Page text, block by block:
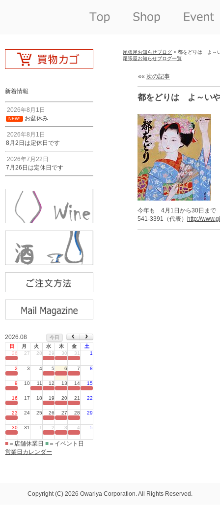
新着情報
2026年8月1日
NEW! お盆休み
2026年8月1日
8月2日は定休日です
2026年7月22日
7月26日は定休日です
2026.08
今日
日
月 火 水 木 金
土
26
27 28 29 30 31 1
2 3 4 5 6 7 8
9 10 11 12 13 14 15
16 17 18 19 20 21 22
23 24 25 26 27 28 29
30 31 1 2 3 4 5
■ ＝店舗休業日 ■ ＝イベント日
営業日カレンダー
尾張屋お知らせブログ > 都をどりは よ～
尾張屋お知らせブログ一覧
«« 次の記事
都をどりは よ～い
今年も 4月1日から30日まで
541-3391（代表）
http://
Copyright (C) 2026 Owariya Corporation. All Rights Reserved.